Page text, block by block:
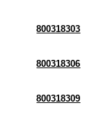
800318303
800318306
800318309